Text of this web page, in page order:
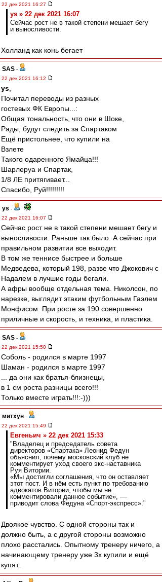
22 дек 2021 16:27
ys » 22 дек 2021 16:07
Сейчас рост не в такой степени мешает бегу
и выносливости.
Холланд как конь бегает
SAS -
22 дек 2021 16:12
ys
Почитал переводы из разных
гостевых ФК Европы...:
Общая тональность, что они в Шоке,
Рады, будут следить за Спартаком
Ещё пристольнее, что купили на
Взлете
Такого одаренного Ямайца!!!
Шарлеруа и Спартак,
1/8 ЛЕ притягивает...
Спасибо, Руй!!!!!!!!!
ys -
22 дек 2021 16:07
Сейчас рост не в такой степени мешает бегу и
выносливости. Раньше так было. А сейчас при
правильном развитии все выходит.
В том же теннисе быстрее и больше
Медведева, который 198, разве что Джокович с
Надалем в лучшие годы бегали.
А афры вообще отдельная тема. Николсон, по
нарезке, выглядит этаким футбольным Гаэлем
Монфисом. При росте за 190 совершенно
приличные и скорость, и техника, и пластика.
SAS -
22 дек 2021 15:50
Соболь - родился в марте 1997
Шаман - родился в марте 1997
... да они как братья-близнецы,
в 1 см роста разницы всего!!!
Только вместе играть!!!:-)))
митхун -
22 дек 2021 15:49
Евгеньич » 22 дек 2021 15:33
"Владелец и председатель совета
директоров «Спартака» Леонид Федун
объяснил, почему московский клуб не
комментирует уход своего экс-наставника
Руя Витории.
«Мы достигли соглашения, что он оставляет
этот пост. И в нём есть пункт по требованию
адвокатов Витории, чтобы мы не
комментировали данное событие», —
приводит слова Федуна «Спорт-экспресс»."
Двоякое чувство. С одной стороны так и
должно быть, а с другой стороны возможно
плохо расстались. Опытному тренеру ничего, а
начинающему тренеру уже 3х купили и ещё
купят..